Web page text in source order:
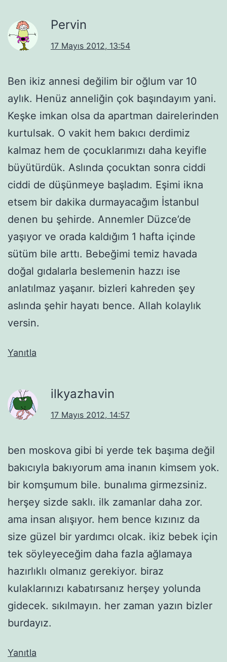
Pervin
17 Mayıs 2012, 13:54
Ben ikiz annesi değilim bir oğlum var 10
aylık. Henüz anneliğin çok başındayım yani.
Keşke imkan olsa da apartman dairelerinden
kurtulsak. O vakit hem bakıcı derdimiz
kalmaz hem de çocuklarımızı daha keyifle
büyütürdük. Aslında çocuktan sonra ciddi
ciddi de düşünmeye başladım. Eşimi ikna
etsem bir dakika durmayacağım İstanbul
denen bu şehirde. Annemler Düzce’de
yaşıyor ve orada kaldığım 1 hafta içinde
sütüm bile arttı. Bebeğimi temiz havada
doğal gıdalarla beslemenin hazzı ise
anlatılmaz yaşanır. bizleri kahreden şey
aslında şehir hayatı bence. Allah kolaylık
versin.
Yanıtla
ilkyazhavin
17 Mayıs 2012, 14:57
ben moskova gibi bi yerde tek başıma değil
bakıcıyla bakıyorum ama inanın kimsem yok.
bir komşumum bile. bunalıma girmezsiniz.
herşey sizde saklı. ilk zamanlar daha zor.
ama insan alışıyor. hem bence kızınız da
size güzel bir yardımcı olcak. ikiz bebek için
tek söyleyeceğim daha fazla ağlamaya
hazırlıklı olmanız gerekiyor. biraz
kulaklarınızı kabatırsanız herşey yolunda
gidecek. sıkılmayın. her zaman yazın bizler
burdayız.
Yanıtla